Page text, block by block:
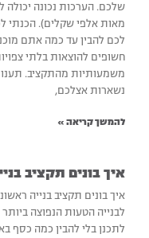
שלכם. הערכות נכונה
לכם להבין עד כמה אתם
חשופים להוצאות בלתי
משמעותיות מהתקציב.
נשארות אצלכם,
להמשך קריאה »
איך בונים תקציב
איך בונים תקציב בנייה
לבנייה הטעות הנפוצה
לתכנן בלי להבין כמה כסף